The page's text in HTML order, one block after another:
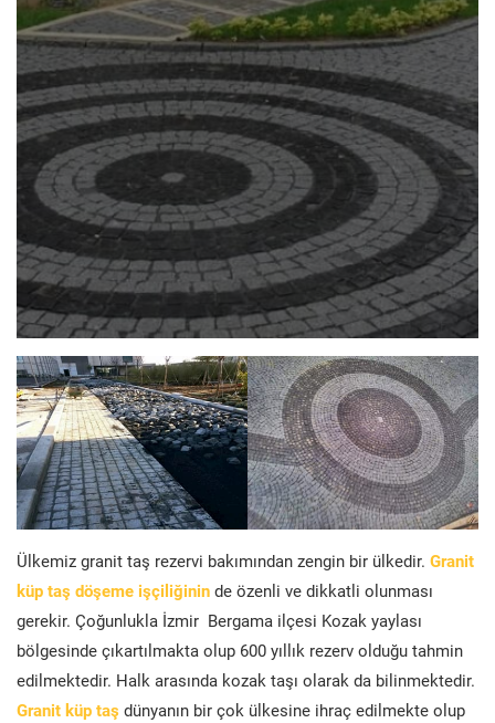
Ülkemiz granit taş rezervi bakımından zengin bir ülkedir. Granit
küp taş döşeme işçiliğinin de özenli ve dikkatli olunması
gerekir. Çoğunlukla İzmir Bergama ilçesi Kozak yaylası
bölgesinde çıkartılmakta olup 600 yıllık rezerv olduğu tahmin
edilmektedir. Halk arasında kozak taşı olarak da bilinmektedir.
Granit küp taş dünyanın bir çok ülkesine ihraç edilmekte olup